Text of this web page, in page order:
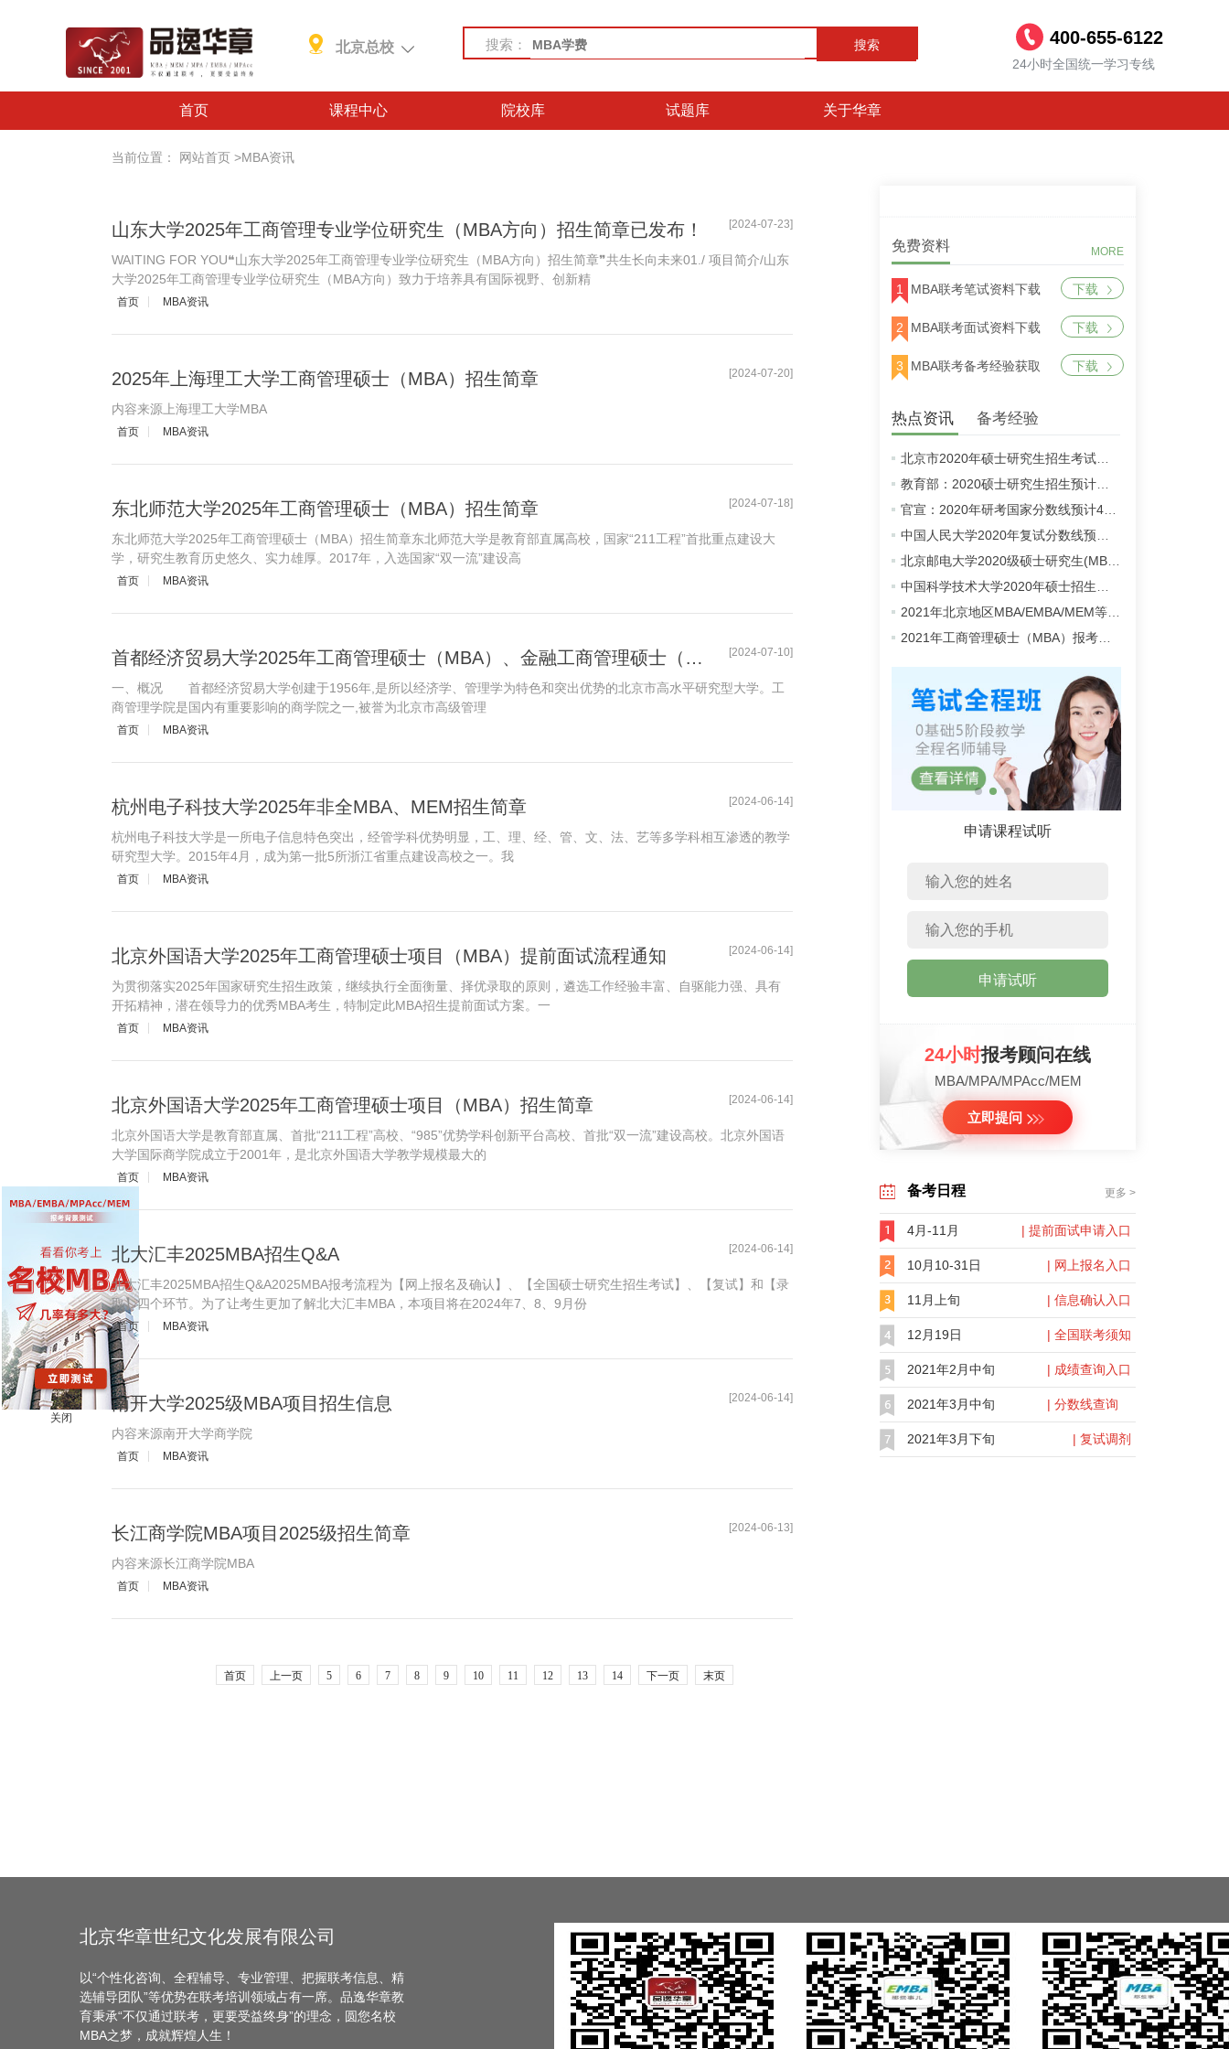
关闭
北京总校 搜索： 搜索 400-655-6122
24小时全国统一学习专线
首页 课程中心 院校库 试题库 关于华章
当前位置： 网站首页 >MBA资讯
山东大学2025年工商管理专业学位研究生（MBA方向）招生简章已发布！ [2024-07-23]
WAITING FOR YOU❝山东大学2025年工商管理专业学位研究生（MBA方向）招生简章❞共生长向未来01./ 项目简介/山东
大学2025年工商管理专业学位研究生（MBA方向）致力于培养具有国际视野、创新精
首页 MBA资讯
2025年上海理工大学工商管理硕士（MBA）招生简章 [2024-07-20]
内容来源上海理工大学MBA
首页 MBA资讯
东北师范大学2025年工商管理硕士（MBA）招生简章 [2024-07-18]
东北师范大学2025年工商管理硕士（MBA）招生简章东北师范大学是教育部直属高校，国家“211工程”首批重点建设大
学，研究生教育历史悠久、实力雄厚。2017年，入选国家“双一流”建设高
首页 MBA资讯
首都经济贸易大学2025年工商管理硕士（MBA）、金融工商管理硕士（FMBA）招生简章 [2024-07-10]
一、概况 首都经济贸易大学创建于1956年,是所以经济学、管理学为特色和突出优势的北京市高水平研究型大学。工
商管理学院是国内有重要影响的商学院之一,被誉为北京市高级管理
首页 MBA资讯
杭州电子科技大学2025年非全MBA、MEM招生简章 [2024-06-14]
杭州电子科技大学是一所电子信息特色突出，经管学科优势明显，工、理、经、管、文、法、艺等多学科相互渗透的教学
研究型大学。2015年4月，成为第一批5所浙江省重点建设高校之一。我
首页 MBA资讯
北京外国语大学2025年工商管理硕士项目（MBA）提前面试流程通知 [2024-06-14]
为贯彻落实2025年国家研究生招生政策，继续执行全面衡量、择优录取的原则，遴选工作经验丰富、自驱能力强、具有
开拓精神，潜在领导力的优秀MBA考生，特制定此MBA招生提前面试方案。一
首页 MBA资讯
北京外国语大学2025年工商管理硕士项目（MBA）招生简章 [2024-06-14]
北京外国语大学是教育部直属、首批“211工程”高校、“985”优势学科创新平台高校、首批“双一流”建设高校。北京外国语
大学国际商学院成立于2001年，是北京外国语大学教学规模最大的
首页 MBA资讯
北大汇丰2025MBA招生Q&A [2024-06-14]
北大汇丰2025MBA招生Q&A2025MBA报考流程为【网上报名及确认】、【全国硕士研究生招生考试】、【复试】和【录
取】四个环节。为了让考生更加了解北大汇丰MBA，本项目将在2024年7、8、9月份
首页 MBA资讯
南开大学2025级MBA项目招生信息 [2024-06-14]
内容来源南开大学商学院
首页 MBA资讯
长江商学院MBA项目2025级招生简章 [2024-06-13]
内容来源长江商学院MBA
首页 MBA资讯
首页 上一页 5 6 7 8 9 10 11 12 13 14 下一页 末页
免费资料 MORE
1 MBA联考笔试资料下载 下载
2 MBA联考面试资料下载 下载
3 MBA联考备考经验获取 下载
热点资讯 备考经验
申请课程试听
申请试听
24小时报考顾问在线
MBA/MPA/MPAcc/MEM
立即提问
备考日程 更多 >
4月-11月 | 提前面试申请入口
10月10-31日 | 网上报名入口
11月上旬 | 信息确认入口
12月19日 | 全国联考须知
2021年2月中旬 | 成绩查询入口
2021年3月中旬 | 分数线查询
2021年3月下旬 | 复试调剂
北京华章世纪文化发展有限公司
以“个性化咨询、全程辅导、专业管理、把握联考信息、精
选辅导团队”等优势在联考培训领域占有一席。品逸华章教
育秉承“不仅通过联考，更要受益终身”的理念，圆您名校
MBA之梦，成就辉煌人生！